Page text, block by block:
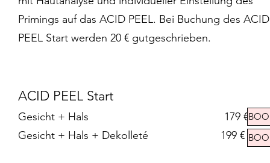
Primings auf das ACID PEEL. Bei Buchung des ACID
PEEL Start werden 20 € gutgeschrieben.
ACID PEEL Start
Gesicht + Hals 179 €
Gesicht + Hals + Dekolleté 199 €